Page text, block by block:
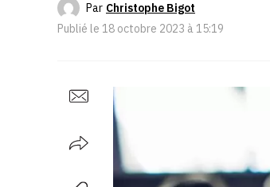
Par Christophe Bigot
Publié le 18 octobre 2023 à 15:19